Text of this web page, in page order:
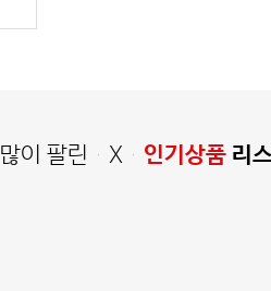
많이 팔린 X 인기상품 리